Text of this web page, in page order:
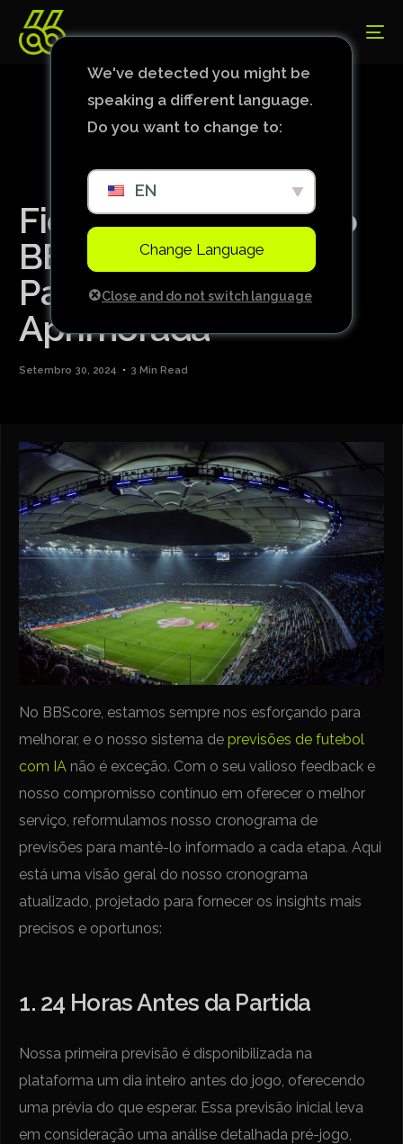
Fique à Frente com o
BBScore: Previsões
Para Futebol com IA
Aprimorada
Setembro 30, 2024 3 Min Read
No BBScore, estamos sempre nos esforçando para
melhorar, e o nosso sistema deprevisões de futebol
com IA não é exceção. Com o seu valioso feedback e
nosso compromisso contínuo em oferecer o melhor
serviço, reformulamos nosso cronograma de
previsões para mantê-lo informado a cada etapa. Aqui
está uma visão geral do nosso cronograma
atualizado, projetado para fornecer os insights mais
precisos e oportunos:
1. 24 Horas Antes da Partida
Nossa primeira previsão é disponibilizada na
plataforma um dia inteiro antes do jogo, oferecendo
uma prévia do que esperar. Essa previsão inicial leva
em consideração uma análise detalhada pré-jogo,
We've detected you might be
speaking a different language.
Do you want to change to:
EN
Change Language
Close and do not switch language